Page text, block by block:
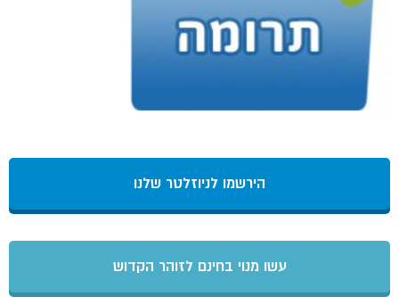
הירשמו לניוזלטר שלנו
עשו מנוי בחינם לזוהר הקדוש